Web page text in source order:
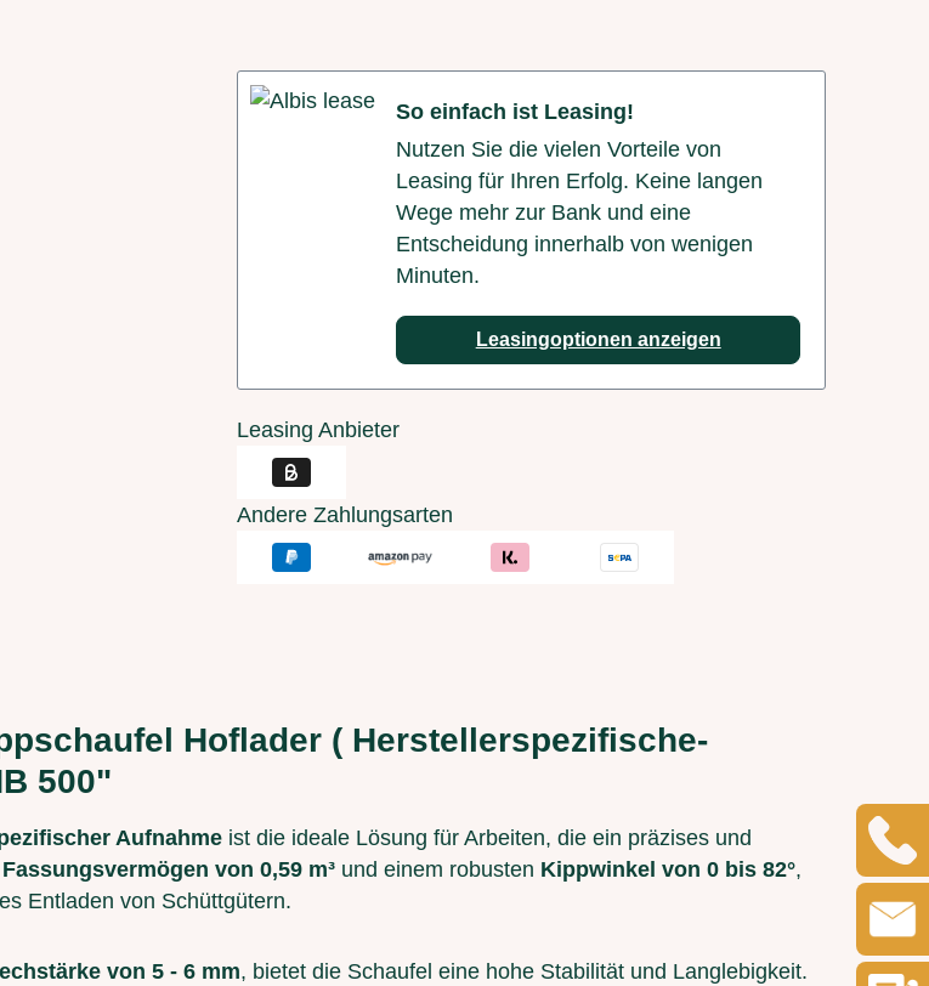
So einfach ist Leasing!
Nutzen Sie die vielen Vorteile von
Leasing für Ihren Erfolg. Keine langen
Wege mehr zur Bank und eine
Entscheidung innerhalb von wenigen
Minuten.
Leasingoptionen anzeigen
Leasing Anbieter
Andere Zahlungsarten
Hoflader ( Herstellerspezifische-
500"
Aufnahme ist die ideale Lösung für Arbeiten, die ein präzises und
Fassungsvermögen von 0,59 m³ und einem robusten Kippwinkel von 0 bis 82°,
Entladen von Schüttgütern.
von 5 - 6 mm, bietet die Schaufel eine hohe Stabilität und Langlebigkeit.